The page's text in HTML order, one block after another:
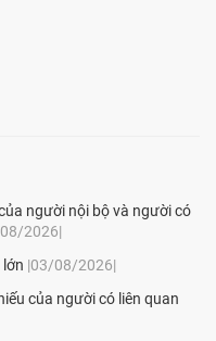
người nội bộ và người có
2026|
|03/08/2026|
của người có liên quan